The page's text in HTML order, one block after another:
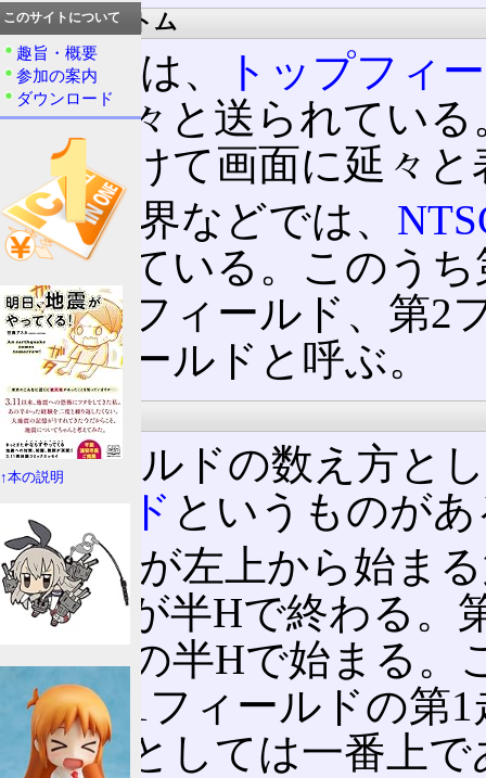
トップ・ボトム
放送では、
トップフィ
互に延々と送られてい
れを受けて画面に延々
放送業界などでは、
で数えている。このう
トップフィールド、第2
ムフィールドと呼ぶ。
偶数・奇数
フィールドの数え方と
ィールド というものが
走査線が左上から始ま
走査線が半Hで終わる。
から後の半Hで始まる。
は、第1フィールドの第
り位置としては一番上
このサイトについて
趣旨・概要
参加の案内
ダウンロード
↑本の説明